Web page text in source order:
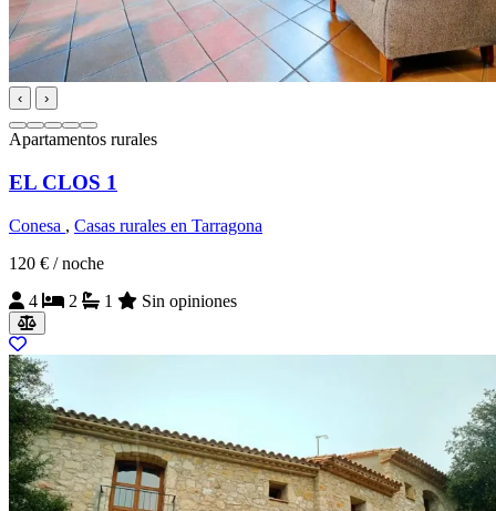
‹ ›
Apartamentos rurales
EL CLOS 1
Conesa , Casas rurales en Tarragona
120 € / noche
4
2 1 Sin opiniones